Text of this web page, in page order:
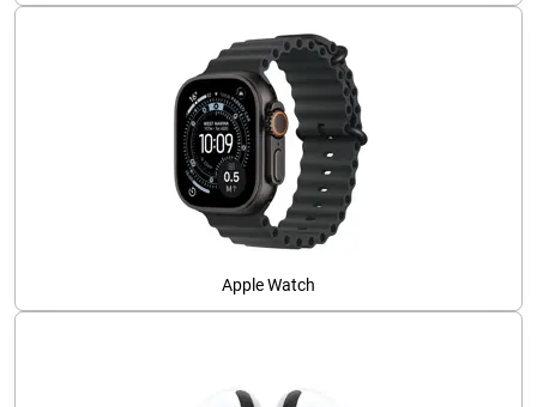
Apple Watch